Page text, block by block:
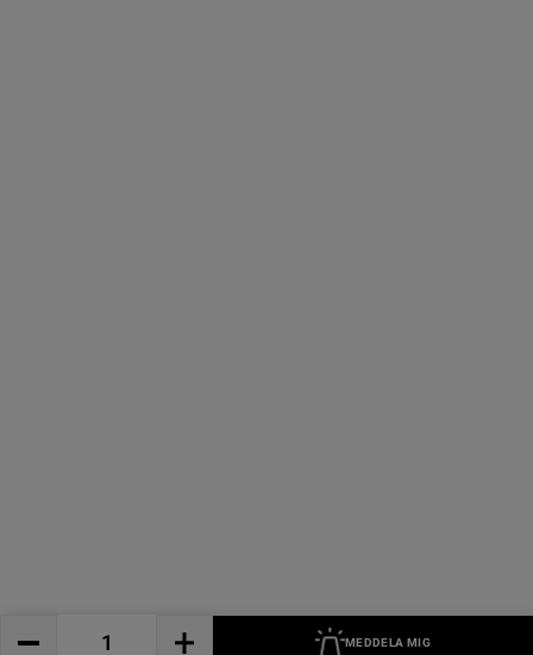
MEDDELA MIG